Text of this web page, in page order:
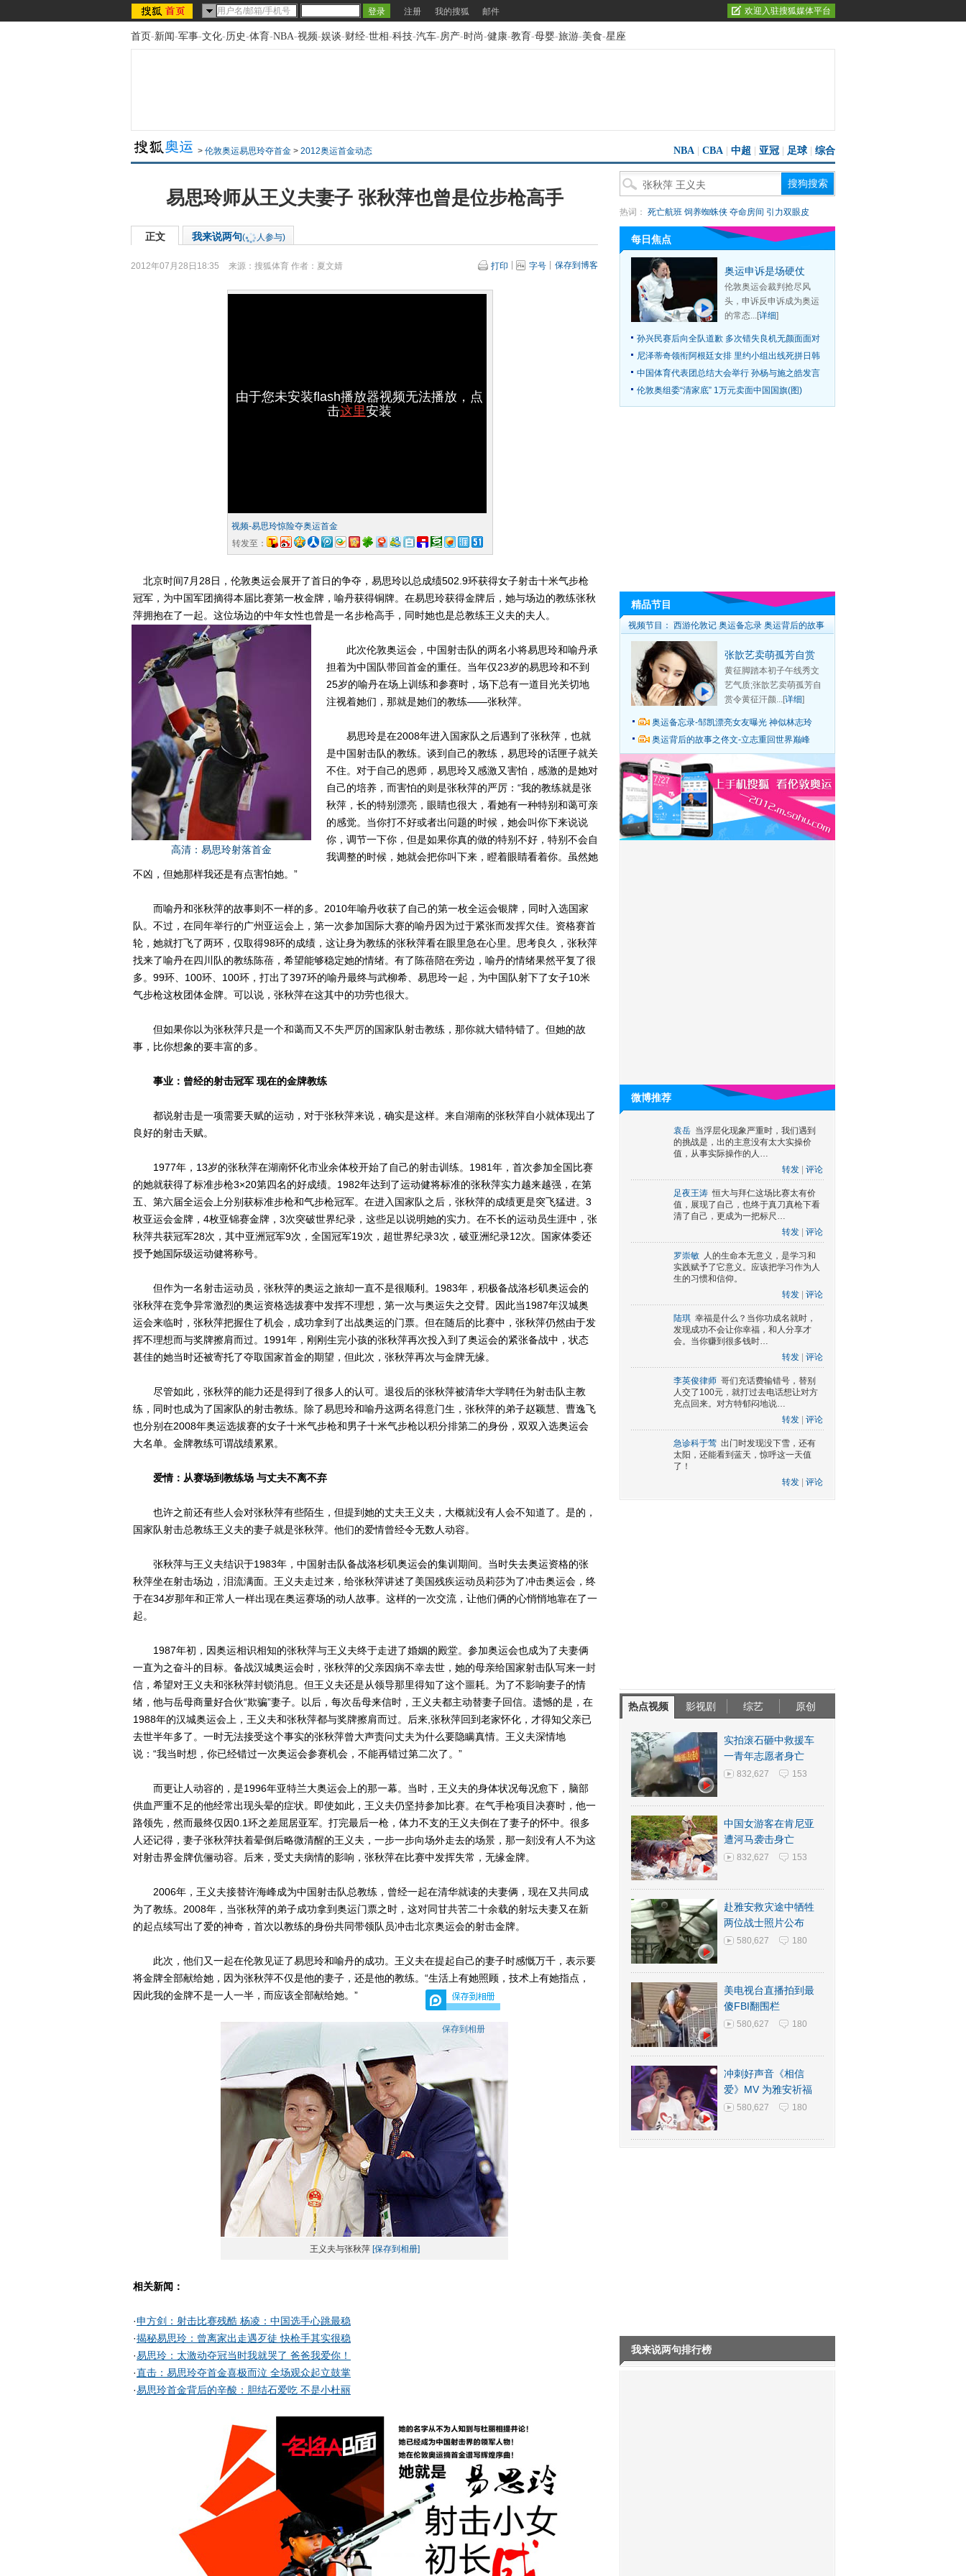
注册 我的搜狐 邮件 欢迎入驻搜狐媒体平台
首页-新闻-军事-文化-历史-体育-NBA-视频-娱谈-财经-世相-科技-汽车-房产-时尚-健康-教育-母婴-旅游-美食-星座
> 伦敦奥运易思玲夺首金 > 2012奥运首金动态 NBA CBA 中超 亚冠 足球| 综合
易思玲师从王义夫妻子 张秋萍也曾是位步枪高手
正文 我来说两句( 人参与)
2012年07月28日18:35 来源： 搜狐体育 作者：夏文婧 打印 字号 保存到博客
由于您未安装flash播放器视频无法播放，点
击这里安装
视频-易思玲惊险夺奥运首金
转发至：
北京时间7月28日，伦敦奥运会展开了首日的争夺，易思玲以总成绩502.9环获得女子射击十米气步枪
冠军，为中国军团摘得本届比赛第一枚金牌，喻丹获得铜牌。在易思玲获得金牌后，她与场边的教练张秋
萍拥抱在了一起。这位场边的中年女性也曾是一名步枪高手，同时她也是总教练王义夫的夫人。
高清：易思玲射落首金
此次伦敦奥运会，中国射击队的两名小将易思玲和喻丹承
担着为中国队带回首金的重任。当年仅23岁的易思玲和不到
25岁的喻丹在场上训练和参赛时，场下总有一道目光关切地
注视着她们，那就是她们的教练——张秋萍。
易思玲是在2008年进入国家队之后遇到了张秋萍，也就
是中国射击队的教练。谈到自己的教练，易思玲的话匣子就关
不住。对于自己的恩师，易思玲又感激又害怕，感激的是她对
自己的培养，而害怕的则是张秋萍的严厉：“我的教练就是张
秋萍，长的特别漂亮，眼睛也很大，看她有一种特别和蔼可亲
的感觉。当你打不好或者出问题的时候，她会叫你下来说说
你，调节一下你，但是如果你真的做的特别不好，特别不会自
我调整的时候，她就会把你叫下来，瞪着眼睛看着你。虽然她
不凶，但她那样我还是有点害怕她。”
而喻丹和张秋萍的故事则不一样的多。2010年喻丹收获了自己的第一枚全运会银牌，同时入选国家
队。不过，在同年举行的广州亚运会上，第一次参加国际大赛的喻丹因为过于紧张而发挥欠佳。资格赛首
轮，她就打飞了两环，仅取得98环的成绩，这让身为教练的张秋萍看在眼里急在心里。思考良久，张秋萍
找来了喻丹在四川队的教练陈蓓，希望能够稳定她的情绪。有了陈蓓陪在旁边，喻丹的情绪果然平复了很
多。99环、100环、100环，打出了397环的喻丹最终与武柳希、易思玲一起，为中国队射下了女子10米
气步枪这枚团体金牌。可以说，张秋萍在这其中的功劳也很大。
但如果你以为张秋萍只是一个和蔼而又不失严厉的国家队射击教练，那你就大错特错了。但她的故
事，比你想象的要丰富的多。
事业：曾经的射击冠军 现在的金牌教练
都说射击是一项需要天赋的运动，对于张秋萍来说，确实是这样。来自湖南的张秋萍自小就体现出了
良好的射击天赋。
1977年，13岁的张秋萍在湖南怀化市业余体校开始了自己的射击训练。1981年，首次参加全国比赛
的她就获得了标准步枪3×20第四名的好成绩。1982年达到了运动健将标准的张秋萍实力越来越强，在第
五、第六届全运会上分别获标准步枪和气步枪冠军。在进入国家队之后，张秋萍的成绩更是突飞猛进。3
枚亚运会金牌，4枚亚锦赛金牌，3次突破世界纪录，这些足以说明她的实力。在不长的运动员生涯中，张
秋萍共获冠军28次，其中亚洲冠军9次，全国冠军19次，超世界纪录3次，破亚洲纪录12次。国家体委还
授予她国际级运动健将称号。
但作为一名射击运动员，张秋萍的奥运之旅却一直不是很顺利。1983年，积极备战洛杉矶奥运会的
张秋萍在竞争异常激烈的奥运资格选拔赛中发挥不理想，第一次与奥运失之交臂。因此当1987年汉城奥
运会来临时，张秋萍把握住了机会，成功拿到了出战奥运的门票。但在随后的比赛中，张秋萍仍然由于发
挥不理想而与奖牌擦肩而过。1991年，刚刚生完小孩的张秋萍再次投入到了奥运会的紧张备战中，状态
甚佳的她当时还被寄托了夺取国家首金的期望，但此次，张秋萍再次与金牌无缘。
尽管如此，张秋萍的能力还是得到了很多人的认可。退役后的张秋萍被清华大学聘任为射击队主教
练，同时也成为了国家队的射击教练。除了易思玲和喻丹这两名得意门生，张秋萍的弟子赵颖慧、曹逸飞
也分别在2008年奥运选拔赛的女子十米气步枪和男子十米气步枪以积分排第二的身份，双双入选奥运会
大名单。金牌教练可谓战绩累累。
爱情：从赛场到教练场 与丈夫不离不弃
也许之前还有些人会对张秋萍有些陌生，但提到她的丈夫王义夫，大概就没有人会不知道了。是的，
国家队射击总教练王义夫的妻子就是张秋萍。他们的爱情曾经令无数人动容。
张秋萍与王义夫结识于1983年，中国射击队备战洛杉矶奥运会的集训期间。当时失去奥运资格的张
秋萍坐在射击场边，泪流满面。王义夫走过来，给张秋萍讲述了美国残疾运动员莉莎为了冲击奥运会，终
于在34岁那年和正常人一样出现在奥运赛场的动人故事。这样的一次交流，让他们俩的心悄悄地靠在了一
起。
1987年初，因奥运相识相知的张秋萍与王义夫终于走进了婚姻的殿堂。参加奥运会也成为了夫妻俩
一直为之奋斗的目标。备战汉城奥运会时，张秋萍的父亲因病不幸去世，她的母亲给国家射击队写来一封
信，希望对王义夫和张秋萍封锁消息。但王义夫还是从领导那里得知了这个噩耗。为了不影响妻子的情
绪，他与岳母商量好合伙“欺骗”妻子。以后，每次岳母来信时，王义夫都主动替妻子回信。遗憾的是，在
1988年的汉城奥运会上，王义夫和张秋萍都与奖牌擦肩而过。后来,张秋萍回到老家怀化，才得知父亲已
去世半年多了。一时无法接受这个事实的张秋萍曾大声责问丈夫为什么要隐瞒真情。王义夫深情地
说：“我当时想，你已经错过一次奥运会参赛机会，不能再错过第二次了。”
而更让人动容的，是1996年亚特兰大奥运会上的那一幕。当时，王义夫的身体状况每况愈下，脑部
供血严重不足的他经常出现头晕的症状。即使如此，王义夫仍坚持参加比赛。在气手枪项目决赛时，他一
路领先，然而最终仅因0.1环之差屈居亚军。打完最后一枪，体力不支的王义夫倒在了妻子的怀中。很多
人还记得，妻子张秋萍扶着晕倒后略微清醒的王义夫，一步一步向场外走去的场景，那一刻没有人不为这
对射击界金牌伉俪动容。后来，受丈夫病情的影响，张秋萍在比赛中发挥失常，无缘金牌。
2006年，王义夫接替许海峰成为中国射击队总教练，曾经一起在清华就读的夫妻俩，现在又共同成
为了教练。2008年，当张秋萍的弟子成功拿到奥运门票之时，这对同甘共苦二十余载的射坛夫妻又在新
的起点续写出了爱的神奇，首次以教练的身份共同带领队员冲击北京奥运会的射击金牌。
此次，他们又一起在伦敦见证了易思玲和喻丹的成功。王义夫在提起自己的妻子时感慨万千，表示要
将金牌全部献给她，因为张秋萍不仅是他的妻子，还是他的教练。“生活上有她照顾，技术上有她指点，
因此我的金牌不是一人一半，而应该全部献给她。”
保存到相册
王义夫与张秋萍 [保存到相册]
相关新闻：
·申方剑：射击比赛残酷 杨凌：中国选手心跳最稳
·揭秘易思玲：曾离家出走遇歹徒 快枪手其实很稳
·易思玲：太激动夺冠当时我就哭了 爸爸我爱你！
·直击：易思玲夺首金喜极而泣 全场观众起立鼓掌
·易思玲首金背后的辛酸：胆结石爱吃 不是小杜丽
热词： 死亡航班 饲养蜘蛛侠 夺命房间 引力双眼皮
每日焦点
奥运申诉是场硬仗
伦敦奥运会裁判抢尽风
头，申诉反申诉成为奥运
的常态...[详细]
孙兴民赛后向全队道歉 多次错失良机无颜面面对
尼泽蒂奇领衔阿根廷女排 里约小组出线死拼日韩
中国体育代表团总结大会举行 孙杨与施之皓发言
伦敦奥组委“清家底” 1万元卖面中国国旗(图)
精品节目
视频节目： 西游伦敦记 奥运备忘录 奥运背后的故事
张歆艺卖萌孤芳自赏
黄征脚踏本初子午线秀文
艺气质;张歆艺卖萌孤芳自
赏令黄征汗颜...[详细]
奥运备忘录-邹凯漂亮女友曝光 神似林志玲
奥运背后的故事之佟文-立志重回世界巅峰
微博推荐
袁岳 当浮层化现象严重时，我们遇到
的挑战是，出的主意没有太大实操价
值，从事实际操作的人…
转发
评论
足夜王涛 恒大与拜仁这场比赛太有价
值，展现了自己，也终于真刀真枪下看
清了自己，更成为一把标尺…
转发
评论
罗崇敏 人的生命本无意义，是学习和
实践赋予了它意义。应该把学习作为人
生的习惯和信仰。
转发
评论
陆琪 幸福是什么？当你功成名就时，
发现成功不会让你幸福，和人分享才
会。当你赚到很多钱时…
转发
评论
李英俊律师 哥们充话费输错号，替别
人交了100元，就打过去电话想让对方
充点回来。对方特郁闷地说…
转发
评论
急诊科于莺 出门时发现没下雪，还有
太阳，还能看到蓝天，惊呼这一天值
了！
转发
评论
热点视频 影视剧 综艺 原创
实拍滚石砸中救援车
一青年志愿者身亡
832,627 153
中国女游客在肯尼亚
遭河马袭击身亡
832,627 153
赴雅安救灾途中牺牲
两位战士照片公布
580,627 180
美电视台直播拍到最
傻FBI翻围栏
580,627 180
冲刺好声音《相信
爱》MV 为雅安祈福
580,627 180
我来说两句排行榜